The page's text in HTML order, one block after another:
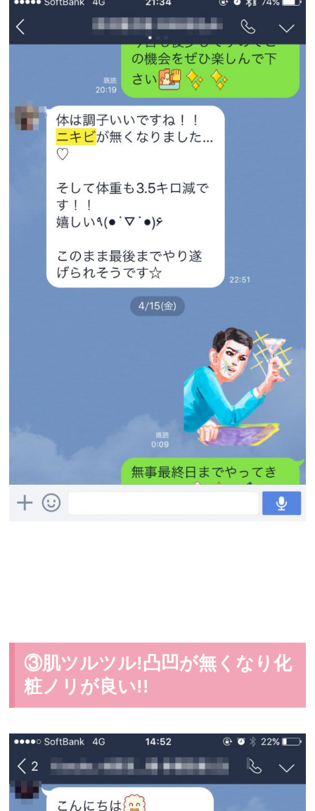
③肌ツルツル!凸凹が無くなり化
粧ノリが良い!!